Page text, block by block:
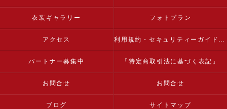
衣装ギャラリー フォトプラン
アクセス 利用規約・セキュリティーガイドライン
パートナー募集中 「特定商取引法に基づく表記」
お問合せ お問合せ
ブログ サイトマップ